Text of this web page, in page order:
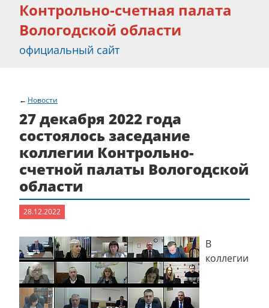
Контрольно-счетная палата
Вологодской области
официальный сайт
Новости
27 декабря 2022 года
состоялось заседание
коллегии Контрольно-
счетной палаты Вологодской
области
28.12.2022
В
коллегии